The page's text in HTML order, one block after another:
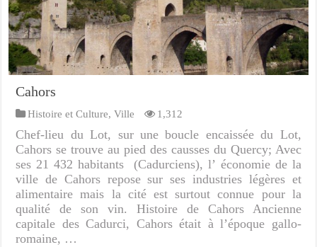
Cahors
Histoire et Culture,Ville 1,312
Chef-lieu du Lot, sur une boucle encaissée du Lot,
Cahors se trouve au pied des causses du Quercy; Avec
ses 21 432 habitants (Cadurciens), l’ économie de la
ville de Cahors repose sur ses industries légères et
alimentaire mais la cité est surtout connue pour la
qualité de son vin. Histoire de Cahors Ancienne
capitale des Cadurci, Cahors était à l’époque gallo-
romaine, …